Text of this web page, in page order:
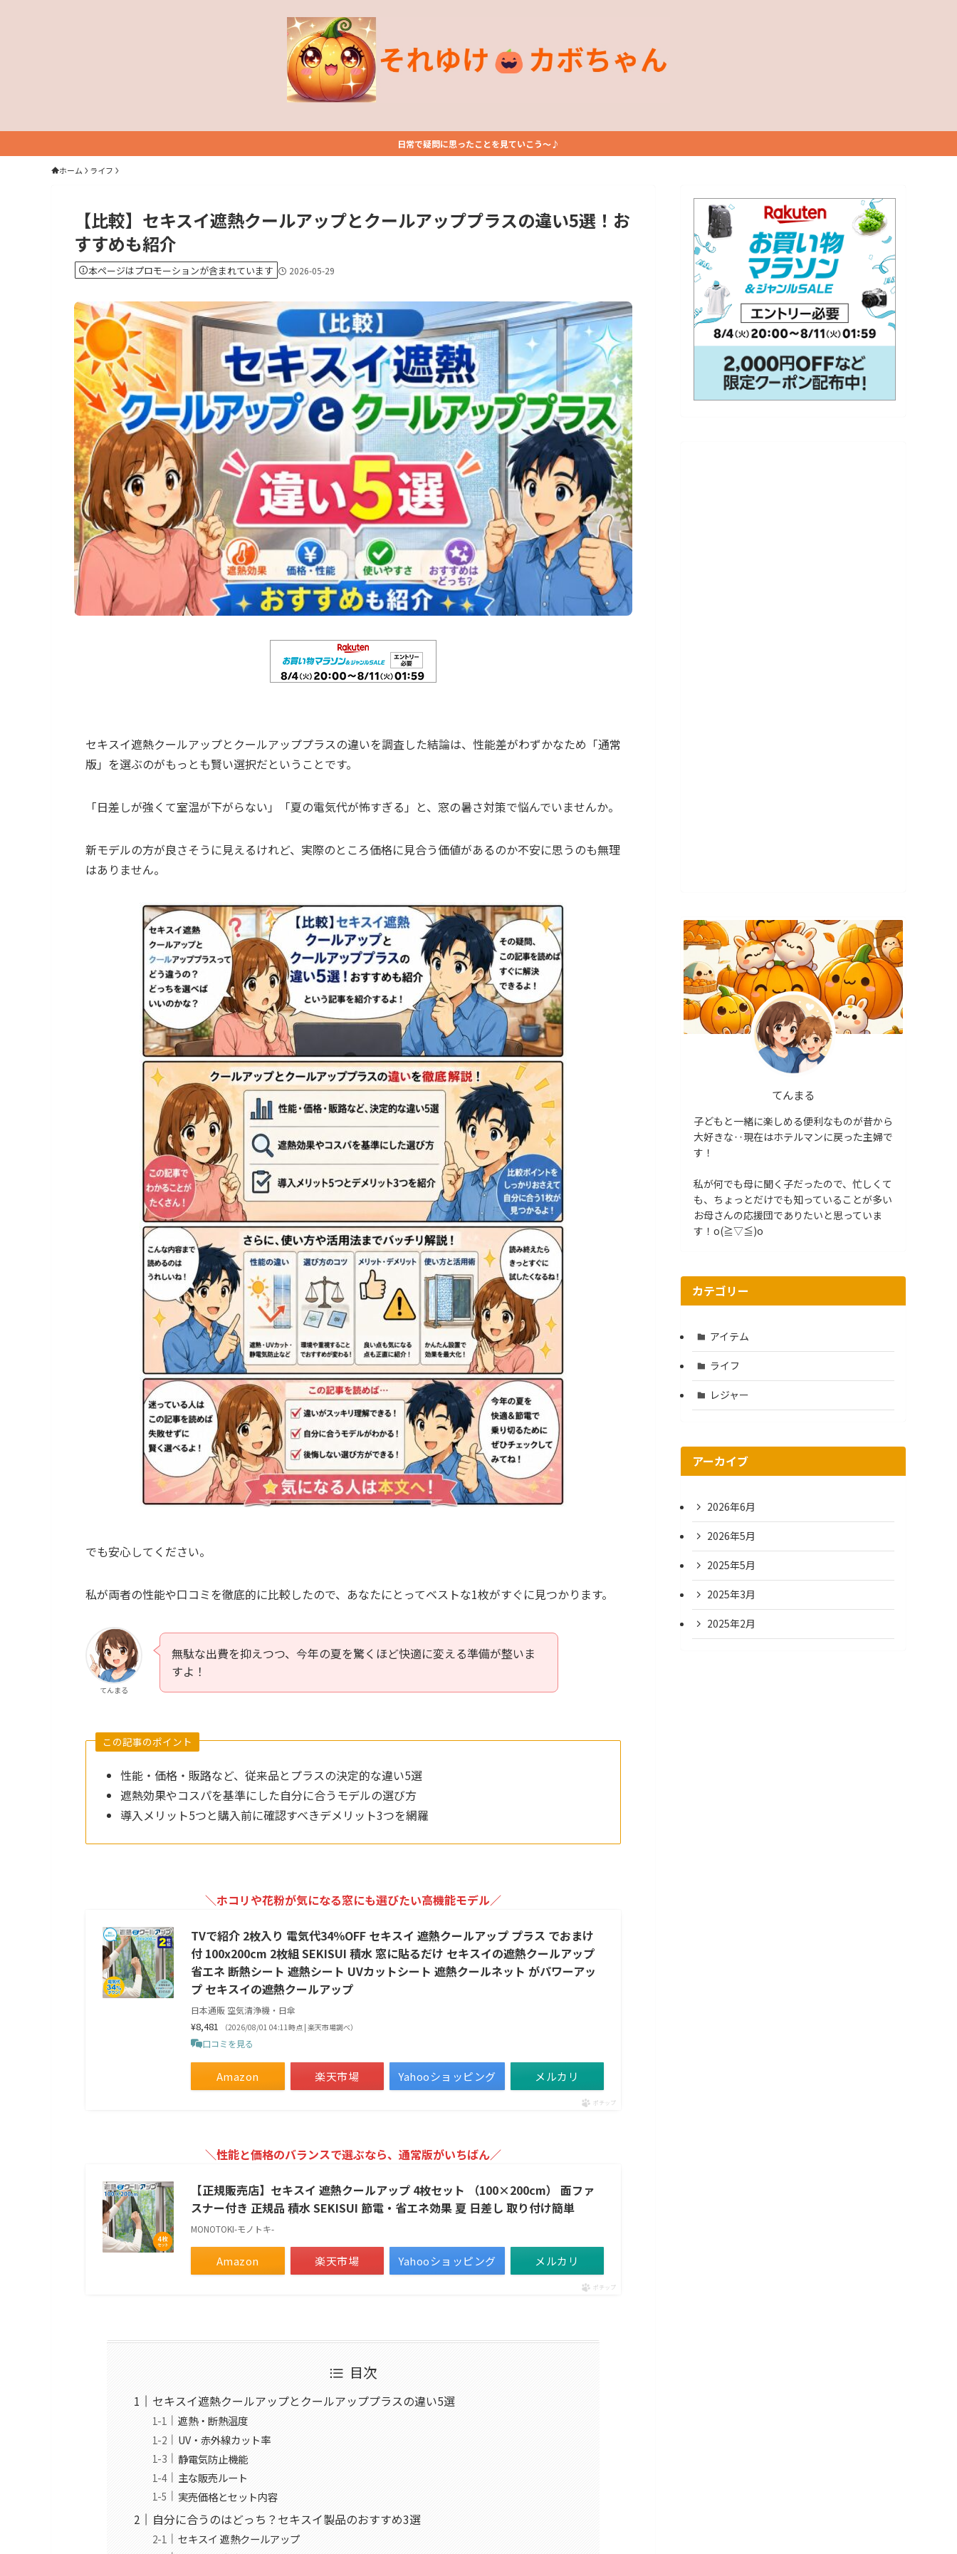
日常で疑問に思ったことを見ていこう～♪
ホーム ライフ
【比較】セキスイ遮熱クールアップとクールアッププラスの違い5選！お
すすめも紹介
本ページはプロモーションが含まれています 2026-05-29
セキスイ遮熱クールアップとクールアッププラスの違いを調査した結論は、性能差がわずかなため「通常
版」を選ぶのがもっとも賢い選択だということです。
「日差しが強くて室温が下がらない」「夏の電気代が怖すぎる」と、窓の暑さ対策で悩んでいませんか。
新モデルの方が良さそうに見えるけれど、実際のところ価格に見合う価値があるのか不安に思うのも無理
はありません。
でも安心してください。
私が両者の性能や口コミを徹底的に比較したので、あなたにとってベストな1枚がすぐに見つかります。
てんまる
無駄な出費を抑えつつ、今年の夏を驚くほど快適に変える準備が整いま
すよ！
この記事のポイント
性能・価格・販路など、従来品とプラスの決定的な違い5選
遮熱効果やコスパを基準にした自分に合うモデルの選び方
導入メリット5つと購入前に確認すべきデメリット3つを網羅
＼ホコリや花粉が気になる窓にも選びたい高機能モデル／
TVで紹介 2枚入り 電気代34％OFF セキスイ 遮熱クールアップ プラス でおまけ
付 100x200cm 2枚組 SEKISUI 積水 窓に貼るだけ セキスイの遮熱クールアップ
省エネ 断熱シート 遮熱シート UVカットシート 遮熱クールネット がパワーアッ
プ セキスイの遮熱クールアップ
日本通販 空気清浄機・日傘
¥8,481 （2026/08/01 04:11時点 | 楽天市場調べ）
口コミを見る
Amazon 楽天市場 Yahooショッピング メルカリ
ポチップ
＼性能と価格のバランスで選ぶなら、通常版がいちばん／
【正規販売店】セキスイ 遮熱クールアップ 4枚セット （100×200cm） 面ファ
スナー付き 正規品 積水 SEKISUI 節電・省エネ効果 夏 日差し 取り付け簡単
MONOTOKI-モノトキ-
Amazon 楽天市場 Yahooショッピング メルカリ
ポチップ
目次
セキスイ遮熱クールアップとクールアッププラスの違い5選
遮熱・断熱温度
UV・赤外線カット率
静電気防止機能
主な販売ルート
実売価格とセット内容
自分に合うのはどっち？セキスイ製品のおすすめ3選
セキスイ 遮熱クールアップ
てんまる
子どもと一緒に楽しめる便利なものが昔から
大好きな‥現在はホテルマンに戻った主婦で
す！
私が何でも母に聞く子だったので、忙しくて
も、ちょっとだけでも知っていることが多い
お母さんの応援団でありたいと思っていま
す！o(≧▽≦)o
カテゴリー
アイテム
ライフ
レジャー
アーカイブ
2026年6月
2026年5月
2025年5月
2025年3月
2025年2月